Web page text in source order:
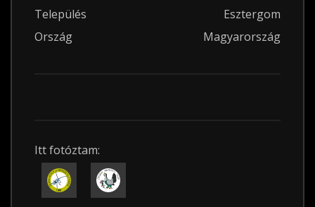
Település
Esztergom
Ország
Magyarország
Itt fotóztam: